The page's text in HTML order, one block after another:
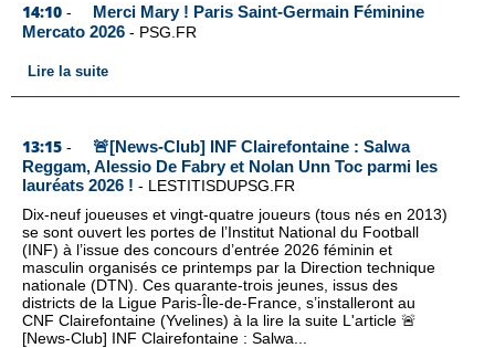
14:10 -
Merci Mary ! Paris Saint-Germain Féminine
Mercato 2026 - PSG.FR
Lire la suite
13:15 -
🚨[News-Club] INF Clairefontaine : Salwa
Reggam, Alessio De Fabry et Nolan Unn Toc parmi les
lauréats 2026 ! - LESTITISDUPSG.FR
Dix-neuf joueuses et vingt-quatre joueurs (tous nés en 2013)
se sont ouvert les portes de l’Institut National du Football
(INF) à l’issue des concours d’entrée 2026 féminin et
masculin organisés ce printemps par la Direction technique
nationale (DTN). Ces quarante-trois jeunes, issus des
districts de la Ligue Paris-Île-de-France, s’installeront au
CNF Clairefontaine (Yvelines) à la lire la suite L'article 🚨
[News-Club] INF Clairefontaine : Salwa...